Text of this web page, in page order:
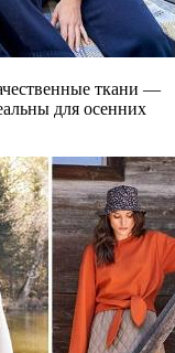
ткани —
для осенних